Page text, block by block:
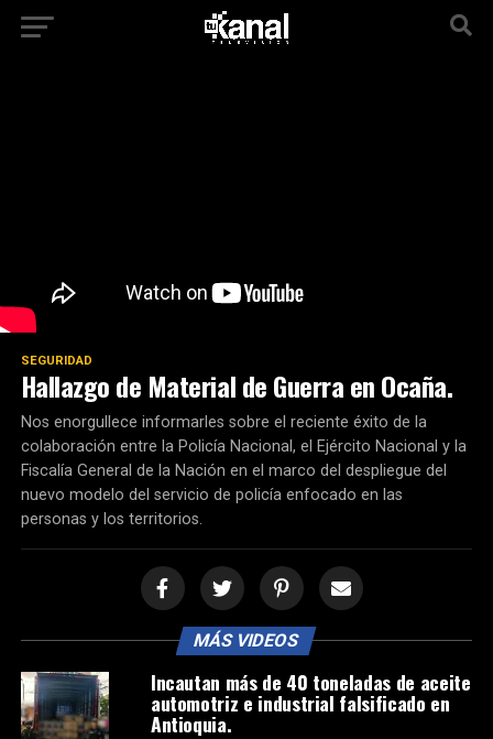
SEGURIDAD
Hallazgo de Material de Guerra en Ocaña.
Nos enorgullece informarles sobre el reciente éxito de la
colaboración entre la Policía Nacional, el Ejército Nacional y la
Fiscalía General de la Nación en el marco del despliegue del
nuevo modelo del servicio de policía enfocado en las
personas y los territorios.
MÁS VIDEOS
Incautan más de 40 toneladas de aceite
automotriz e industrial falsificado en
Antioquia.